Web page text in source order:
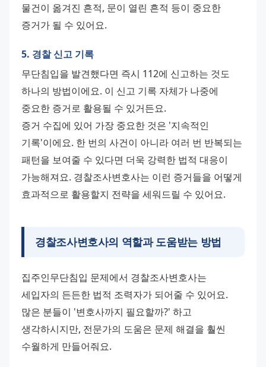
물건이 옮겨진 흔적, 문이 열린 흔적 등이 중요한
증거가 될 수 있어요.
5. 경찰 신고 기록
무단침입을 발견했다면 즉시 112에 신고하는 것도
하나의 방법이에요. 이 신고 기록 자체가 나중에
중요한 증거로 활용될 수 있거든요.
증거 수집에 있어 가장 중요한 것은 '지속적인
기록'이에요. 한 번의 사건이 아니라 여러 번 반복되는
패턴을 보여줄 수 있다면 더욱 강력한 법적 대응이
가능해져요. 경찰조사변호사는 이런 증거들을 어떻게
효과적으로 활용할지 전략을 세워드릴 수 있어요.
경찰조사변호사의 역할과 도움받는 방법
집주인무단침입 문제에서 경찰조사변호사는
세입자의 든든한 법적 조력자가 되어줄 수 있어요.
많은 분들이 '변호사까지 필요할까?' 하고
생각하시지만, 전문가의 도움은 문제 해결을 훨씬
수월하게 만들어줘요.